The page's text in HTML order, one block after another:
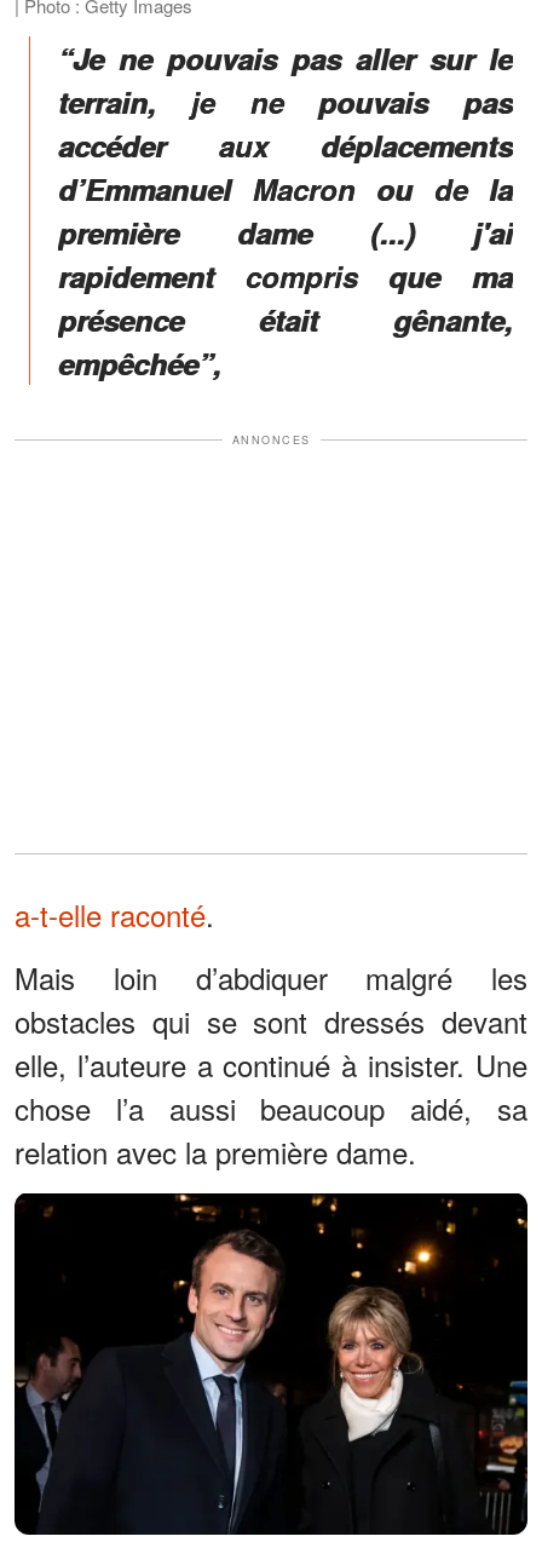
“Je ne pouvais pas aller sur le
terrain, je ne pouvais pas
accéder aux déplacements
d’Emmanuel Macron ou de la
première dame (...) j'ai
rapidement compris que ma
présence était gênante,
empêchée”,
ANNONCES
a-t-elle raconté.
Mais loin d’abdiquer malgré les
obstacles qui se sont dressés devant
elle, l’auteure a continué à insister. Une
chose l’a aussi beaucoup aidé, sa
relation avec la première dame.